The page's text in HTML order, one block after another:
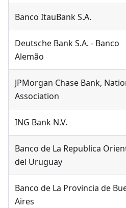
Banco ItauBank S.A.
Deutsche Bank S.A. - Banco
Alemão
JPMorgan Chase Bank,
Association
ING Bank N.V.
Banco de La Republica
del Uruguay
Banco de La Provincia de
Aires